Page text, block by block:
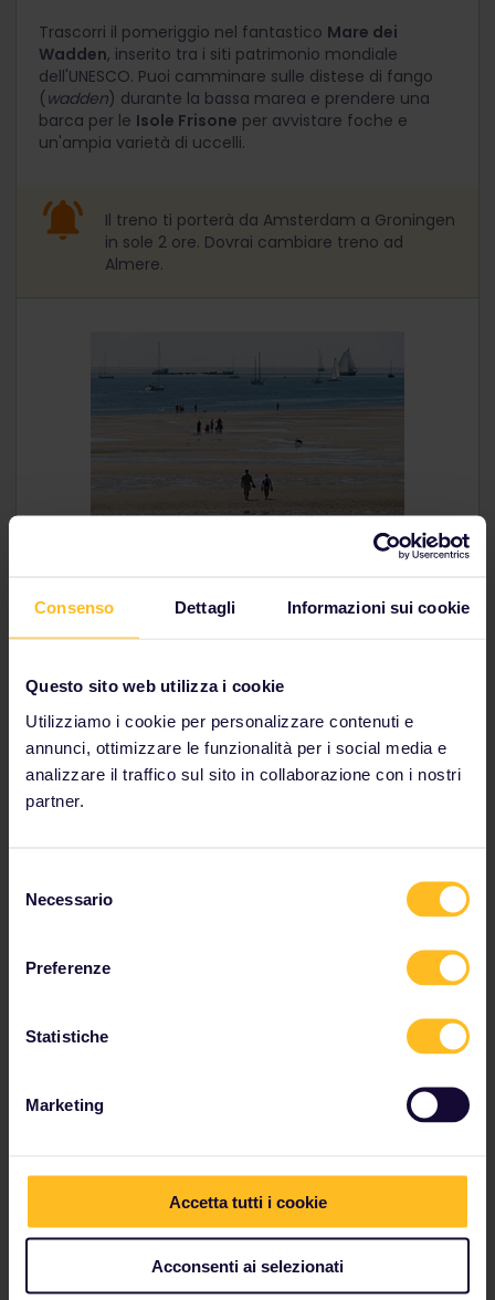
Consenso Dettagli Informazioni sui cookie
Questo sito web utilizza i cookie
Utilizziamo i cookie per personalizzare contenuti e
annunci, ottimizzare le funzionalità per i social media e
analizzare il traffico sul sito in collaborazione con i nostri
partner.
delNecessario
Preferenze
Statistiche
Marketing
Accetta tutti i cookie
Acconsenti ai selezionati
Trascorri il pomeriggio nel fantastico Mare dei
Wadden, inserito tra i siti patrimonio mondiale
dell'UNESCO. Puoi camminare sulle distese di fango
( wadden) durante la bassa marea e prendere una
barca per le Isole Frisone per avvistare foche e
un'ampia varietà di uccelli.
Il treno ti porterà da Amsterdam a Groningen
in sole 2 ore. Dovrai cambiare treno ad
Almere.
Utrecht è una vivace città universitaria, con al centro
ammirare una vista spettacolare del Vecchio canale
fiancheggiato da bar e ristoranti direttamente sul
livello dell'acqua. Vai aTivoli per una serata di
divertimento!
dimenticare il magnifico
Prendi un treno diretto da Groningen a